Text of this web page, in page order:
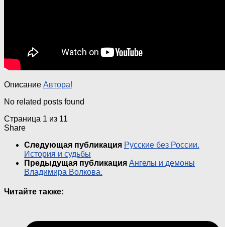
Описание Автора!
No related posts found
Страница 1 из 11
Share
Следующая публикация Русские без России.
История и судьбы
Предыдущая публикация Ангелы и демоны
Владимира Волкова.
Читайте также: